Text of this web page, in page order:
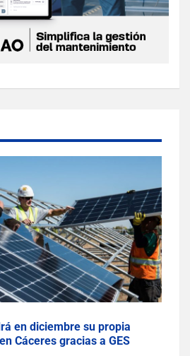
en diciembre su propia
Cáceres gracias a GES